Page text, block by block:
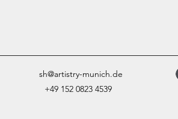
sh@artistry-munich.de
+49 152 0823 4539